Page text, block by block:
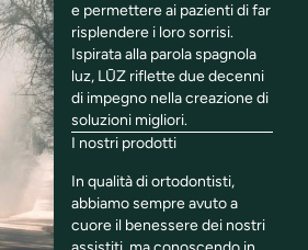
e permettere ai pazienti di far
risplendere i loro sorrisi.
Ispirata alla parola spagnola
luz, LŪZ riflette due decenni
di impegno nella creazione di
soluzioni migliori.
I nostri prodotti
In qualità di ortodontisti,
abbiamo sempre avuto a
cuore il benessere dei nostri